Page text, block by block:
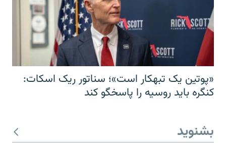
«پوتین یک تبهکار است»؛ سناتور ریک اسکات:
کنگره باید روسیه را پاسخگو کند
بشنوید